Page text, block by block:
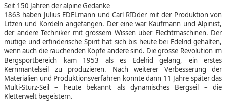
Seit 150 Jahren der alpine Gedanke
1863 haben Julius EDELmann und Carl RIDder mit der Produktion von
Litzen und Kordeln angefangen. Der eine war Kaufmann und Alpinist,
der andere Techniker mit grossem Wissen über Flechtmaschinen. Der
mutige und erfinderische Spirit hat sich bis heute bei Edelrid gehalten,
wenn auch die rauchenden Köpfe andere sind. Die grosse Revolution im
Bergsportbereich kam 1953 als es Edelrid gelang, ein erstes
Kernmantelseil zu produzieren. Nach weiterer Verbesserung der
Materialien und Produktionsverfahren konnte dann 11 Jahre später das
Multi-Sturz-Seil – heute bekannt als dynamisches Bergseil – die
Kletterwelt begeistern.